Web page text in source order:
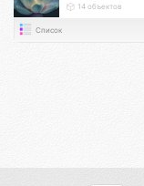
14 объектов
Список